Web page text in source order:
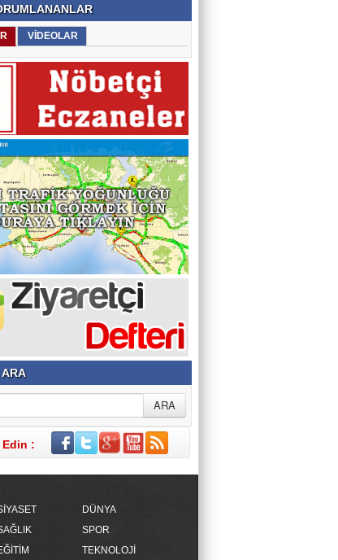
VİDEOLAR
Edin :
DÜNYA
SPOR
TEKNOLOJİ